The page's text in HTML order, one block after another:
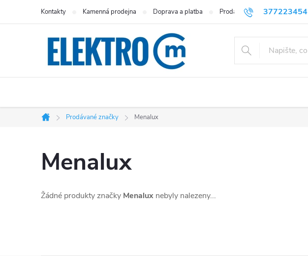
377223454
Kontakty Kamenná prodejna Doprava a platba Prodávané značky
Domů
Prodávané značky Menalux
Menalux
Žádné produkty značky Menalux nebyly nalezeny...